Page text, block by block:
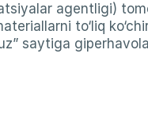
agentligi)
to‘liq
saytiga